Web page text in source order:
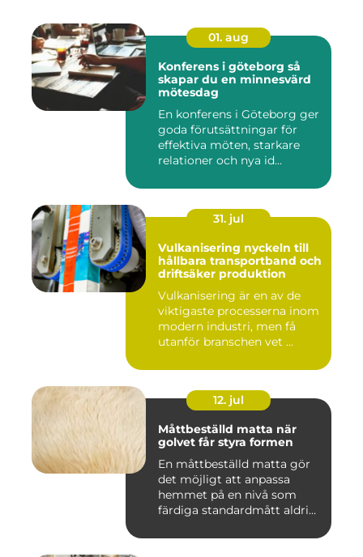
01. aug
Konferens i göteborg så
skapar du en minnesvärd
mötesdag
En konferens i Göteborg ger
goda förutsättningar för
effektiva möten, starkare
relationer och nya id...
31. jul
Vulkanisering nyckeln till
hållbara transportband och
driftsäker produktion
Vulkanisering är en av de
viktigaste processerna inom
modern industri, men få
utanför branschen vet ...
12. jul
Måttbeställd matta när
golvet får styra formen
En måttbeställd matta gör
det möjligt att anpassa
hemmet på en nivå som
färdiga standardmått aldrig